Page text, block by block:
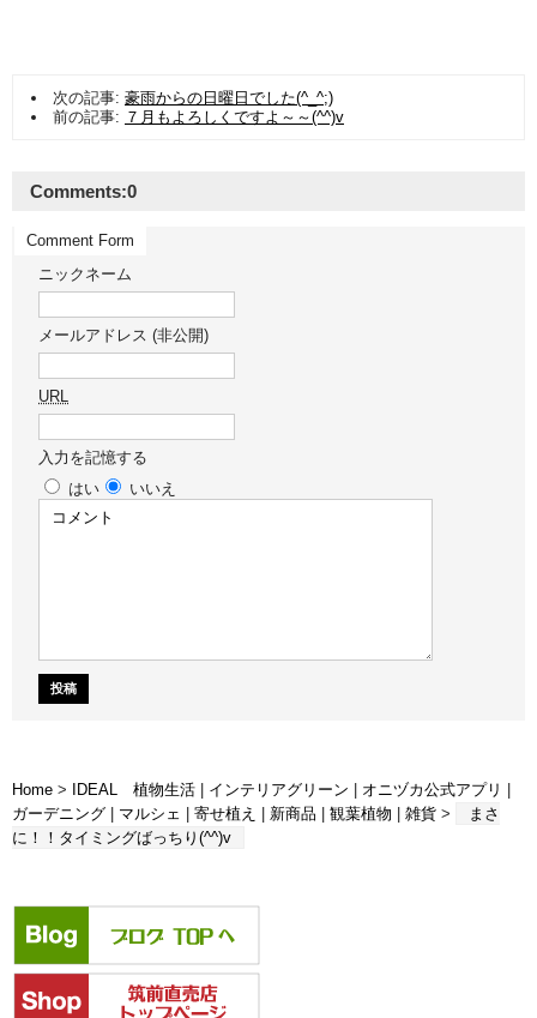
次の記事: 豪雨からの日曜日でした(^_^;)
前の記事: ７月もよろしくですよ～～(^^)v
Comments:0
Comment Form
ニックネーム
メールアドレス (非公開)
URL
入力を記憶する
はい
いいえ
Home > IDEAL 植物生活 インテリアグリーン オニヅカ公式アプリ
ガーデニング
マルシェ 寄せ植え 新商品 観葉植物 雑貨 >
まさ
に！！タイミングばっちり(^^)v